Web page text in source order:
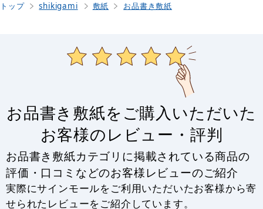
トップ shikigami 敷紙 お品書き敷紙
お品書き敷紙をご購入いただいた
お客様のレビュー・評判
お品書き敷紙カテゴリに掲載されている商品の
評価・口コミなどのお客様レビューのご紹介
実際にサインモールをご利用いただいたお客様から寄
せられたレビューをご紹介しています。